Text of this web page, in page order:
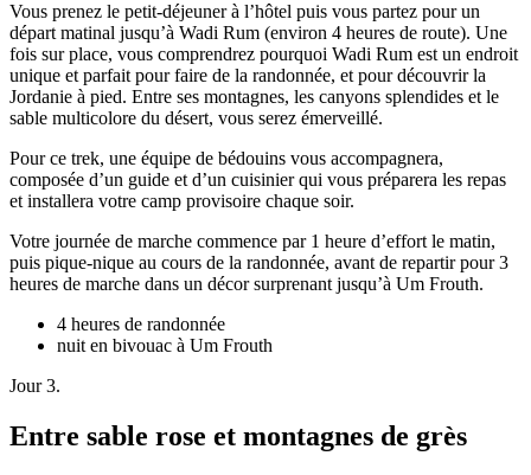
Vous prenez le petit-déjeuner à l’hôtel puis vous partez pour un
départ matinal jusqu’à Wadi Rum (environ 4 heures de route). Une
fois sur place, vous comprendrez pourquoi Wadi Rum est un endroit
unique et parfait pour faire de la randonnée, et pour découvrir la
Jordanie à pied. Entre ses montagnes, les canyons splendides et le
sable multicolore du désert, vous serez émerveillé.
Pour ce trek, une équipe de bédouins vous accompagnera,
composée d’un guide et d’un cuisinier qui vous préparera les repas
et installera votre camp provisoire chaque soir.
Votre journée de marche commence par 1 heure d’effort le matin,
puis pique-nique au cours de la randonnée, avant de repartir pour 3
heures de marche dans un décor surprenant jusqu’à Um Frouth.
4 heures de randonnée
nuit en bivouac à Um Frouth
Jour 3.
Entre sable rose et montagnes de grès